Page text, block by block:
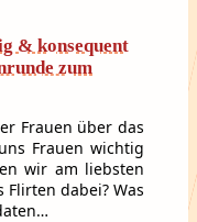
& konsequent
zum
Frauen über das
Frauen wichtig
wir am liebsten
Flirten dabei? Was